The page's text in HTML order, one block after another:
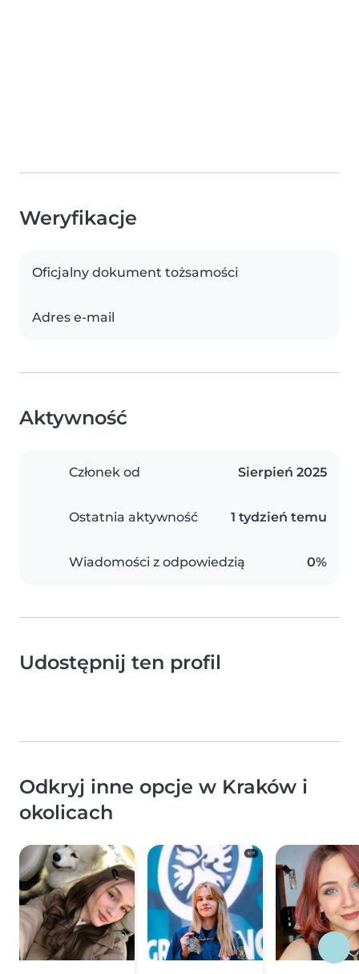
Weryfikacje
Oficjalny dokument tożsamości
Adres e-mail
Aktywność
Członek od Sierpień 2025
Ostatnia aktywność 1 tydzień temu
Wiadomości z odpowiedzią 0%
Udostępnij ten profil
Odkryj inne opcje w Kraków i
okolicach